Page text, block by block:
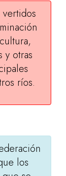
y otras
ríos.
los